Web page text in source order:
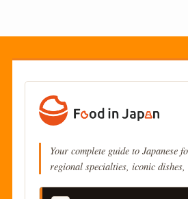
Your complete guide to Japanese
regional specialties, iconic dishes,